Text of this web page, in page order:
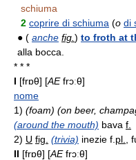
schiuma
2 coprire di schiuma (o di
● ( anche fig. ) to froth at
alla bocca.
* * *
I [frɒθ] [AEfrɔːθ]
nome
1) (foam) (on beer,
(around the mouth) bava f.
2) U fig. (trivia) inezie f. pl. ,
II [frɒθ] [AEfrɔːθ]